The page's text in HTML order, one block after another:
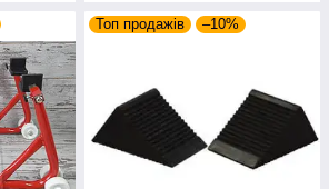
Топ продажів –10%